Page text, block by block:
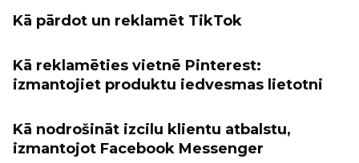
Kā pārdot un reklamēt TikTok
Kā reklamēties vietnē Pinterest:
izmantojiet produktu iedvesmas lietotni
Kā nodrošināt izcilu klientu atbalstu,
izmantojot Facebook Messenger